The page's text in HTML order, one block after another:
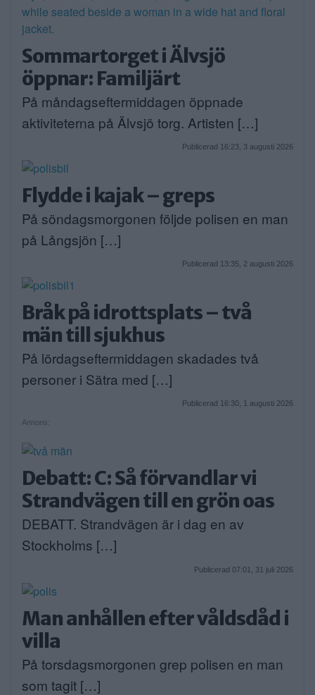
Sommartorget i Älvsjö
öppnar: Familjärt
På måndagseftermiddagen öppnade
aktiviteterna på Älvsjö torg. Artisten […]
Publicerad 16:23, 3 augusti 2026
Flydde i kajak – greps
På söndagsmorgonen följde polisen en man
på Långsjön […]
Publicerad 13:35, 2 augusti 2026
Bråk på idrottsplats – två
män till sjukhus
På lördagseftermiddagen skadades två
personer i Sätra med […]
Publicerad 16:30, 1 augusti 2026
Annons:
Debatt: C: Så förvandlar vi
Strandvägen till en grön oas
DEBATT. Strandvägen är i dag en av
Stockholms […]
Publicerad 07:01, 31 juli 2026
Man anhållen efter våldsdåd i
villa
På torsdagsmorgonen grep polisen en man
som tagit […]